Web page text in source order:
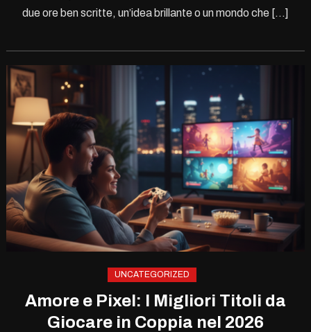
due ore ben scritte, un’idea brillante o un mondo che […]
UNCATEGORIZED
Amore e Pixel: I Migliori Titoli da
Giocare in Coppia nel 2026